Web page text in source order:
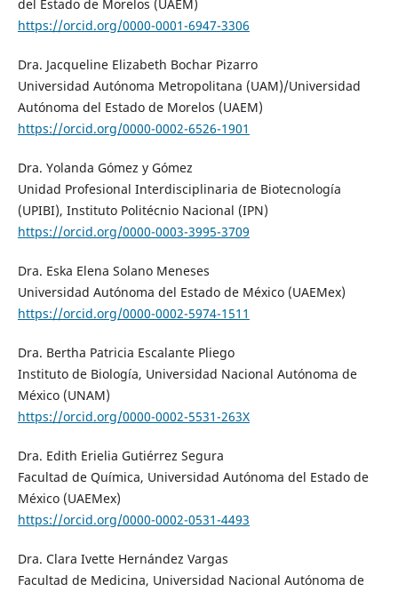
del Estado de Morelos (UAEM)
https://orcid.org/0000-0001-6947-3306
Dra. Jacqueline Elizabeth Bochar Pizarro
Universidad Autónoma Metropolitana (UAM)/Universidad
Autónoma del Estado de Morelos (UAEM)
https://orcid.org/0000-0002-6526-1901
Dra. Yolanda Gómez y Gómez
Unidad Profesional Interdisciplinaria de Biotecnología
(UPIBI), Instituto Politécnio Nacional (IPN)
https://orcid.org/0000-0003-3995-3709
Dra. Eska Elena Solano Meneses
Universidad Autónoma del Estado de México (UAEMex)
https://orcid.org/0000-0002-5974-1511
Dra. Bertha Patricia Escalante Pliego
Instituto de Biología, Universidad Nacional Autónoma de
México (UNAM)
https://orcid.org/0000-0002-5531-263X
Dra. Edith Erielia Gutiérrez Segura
Facultad de Química, Universidad Autónoma del Estado de
México (UAEMex)
https://orcid.org/0000-0002-0531-4493
Dra. Clara Ivette Hernández Vargas
Facultad de Medicina, Universidad Nacional Autónoma de